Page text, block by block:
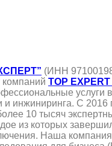
(ИНН
компаний TOP EXPERT
услуги
и инжиниринга. С 2016
10 тысяч
из которых
Наша